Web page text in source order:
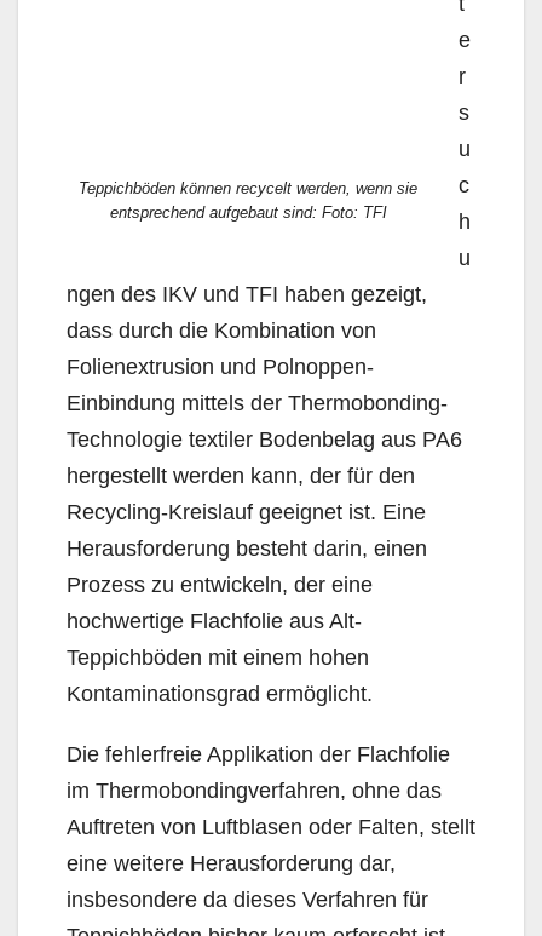
Teppichböden können recycelt werden, wenn sie
entsprechend aufgebaut sind: Foto: TFI
e
r
s
u
c
h
u
ngen des IKV und TFI haben gezeigt,
dass durch die Kombination von
Folienextrusion und Polnoppen-
Einbindung mittels der Thermobonding-
Technologie textiler Bodenbelag aus PA6
hergestellt werden kann, der für den
Recycling-Kreislauf geeignet ist. Eine
Herausforderung besteht darin, einen
Prozess zu entwickeln, der eine
hochwertige Flachfolie aus Alt-
Teppichböden mit einem hohen
Kontaminationsgrad ermöglicht.
Die fehlerfreie Applikation der Flachfolie
im Thermobondingverfahren, ohne das
Auftreten von Luftblasen oder Falten, stellt
eine weitere Herausforderung dar,
insbesondere da dieses Verfahren für